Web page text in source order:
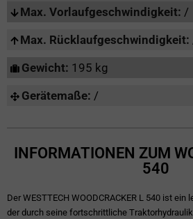
Max. Vorlaufgeschwindigkeit: /
Max. Rücklaufgeschwindigkeit:
Gewicht: 195 kg
Gerätemaße: /
INFORMATIONEN ZUM
540
Der WESTTECH WOODCRACKER L 540 ist
der durch seine fortschrittliche